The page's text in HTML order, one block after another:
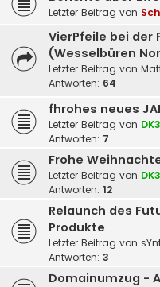
Letzter Beitrag von
VierPfeile bei der
(Wesselbüren
Letzter Beitrag von
Antworten: 64
fhrohes neues
Letzter Beitrag von DK3
Antworten: 7
Frohe
Letzter Beitrag von DK3
Antworten: 12
Relaunch des
Produkte
Letzter Beitrag von
Antworten: 3
Domainumzug -